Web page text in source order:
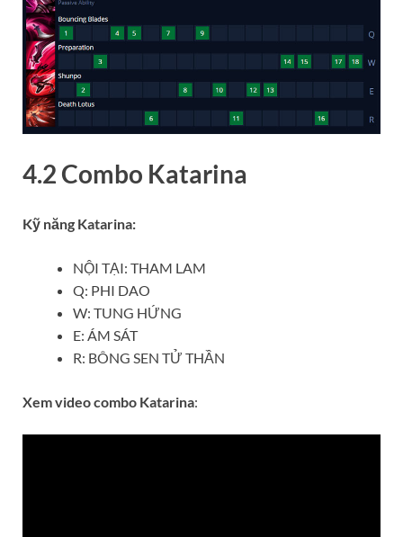
4.2 Combo Katarina
Kỹ năng Katarina:
NỘI TẠI: THAM LAM
Q: PHI DAO
W: TUNG HỨNG
E: ÁM SÁT
R: BÔNG SEN TỬ THẦN
Xem video combo Katarina: